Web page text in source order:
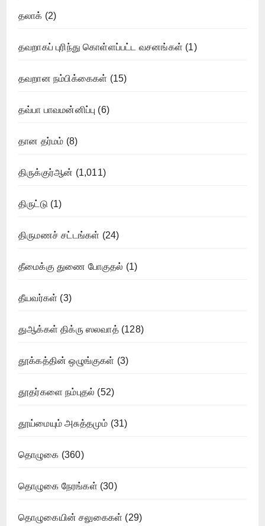
தலாக் (2)
தவறாகப் புரிந்து கொள்ளப்பட்ட வசனங்கள் (1)
தவறான நம்பிக்கைகள் (15)
தவ்பா பாவமன்னிப்பு (6)
தான தர்மம் (8)
திருக்குர்ஆன் (1,011)
திருட்டு (1)
திருமணச் சட்டங்கள் (24)
தீமைக்கு துணை போகுதல் (1)
தீயவர்கள் (3)
துஆக்கள் திக்ரு ஸலவாத்(128)
தூக்கத்தின் ஒழுங்குகள் (3)
தூதர்களை நம்புதல் (52)
தூய்மையும் அசுத்தமும் (31)
தொழுகை (360)
தொழுகை நேரங்கள் (30)
தொழுகையின் சலுகைகள் (29)